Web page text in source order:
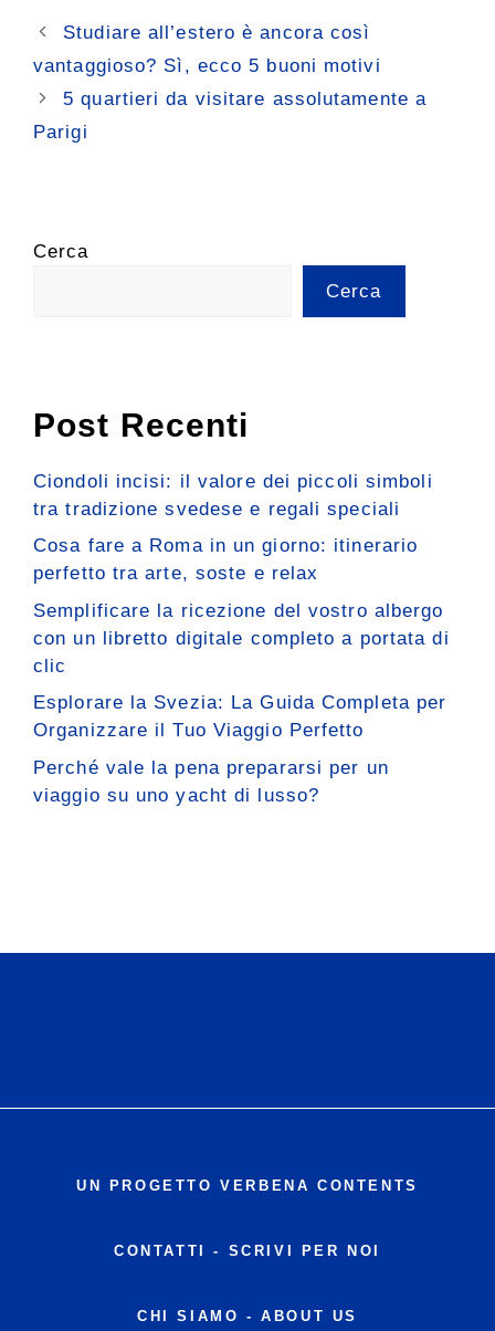
Studiare all’estero è ancora così
vantaggioso? Sì, ecco 5 buoni motivi
5 quartieri da visitare assolutamente a
Parigi
Cerca
Cerca
Post Recenti
Ciondoli incisi: il valore dei piccoli simboli
tra tradizione svedese e regali speciali
Cosa fare a Roma in un giorno: itinerario
perfetto tra arte, soste e relax
Semplificare la ricezione del vostro albergo
con un libretto digitale completo a portata di
clic
Esplorare la Svezia: La Guida Completa per
Organizzare il Tuo Viaggio Perfetto
Perché vale la pena prepararsi per un
viaggio su uno yacht di lusso?
UN PROGETTO VERBENA CONTENTS
CONTATTI - SCRIVI PER NOI
CHI SIAMO - ABOUT US